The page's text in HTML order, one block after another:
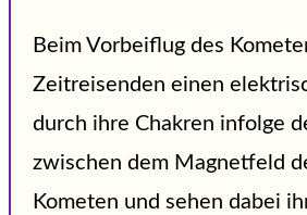
Beim Vorbeiflug des
Zeitreisenden einen
durch ihre Chakren infolge
zwischen dem Magnetfeld
Kometen und sehen dabei